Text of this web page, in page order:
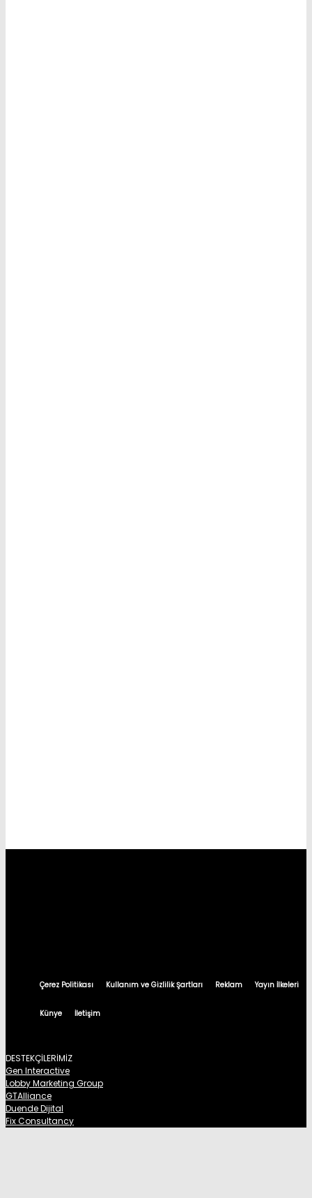
Çerez Politikası Kullanım ve Gizlilik Şartları Reklam Yayın İlkeleri
Künye İletişim
DESTEKÇİLERİMİZ
Gen Interactive
Lobby Marketing Group
GTAlliance
Duende Dijital
Fix Consultancy